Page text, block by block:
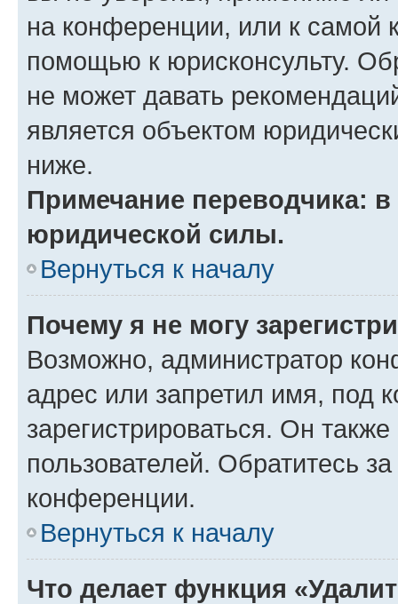
на конференции, или к самой
помощью к юрисконсульту.
не может давать
является объектом
ниже.
Примечание переводчика:
юридической силы.
Вернуться к началу
Почему я не могу
Возможно, администратор
адрес или запретил имя, под
зарегистрироваться. Он
пользователей. Обратитесь
конференции.
Вернуться к началу
Что делает функция